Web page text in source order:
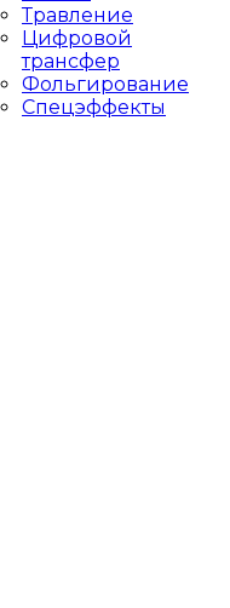
Травление
Цифровой
трансфер
Фольгирование
Спецэффекты